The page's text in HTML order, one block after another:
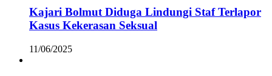
Kajari Bolmut Diduga Lindungi Staf Terlapor
Kasus Kekerasan Seksual
11/06/2025